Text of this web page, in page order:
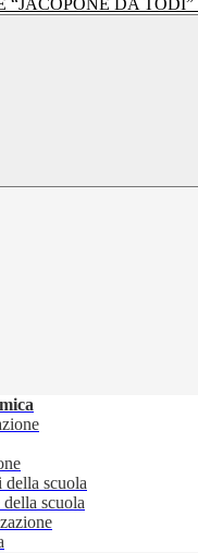
della scuola
scuola